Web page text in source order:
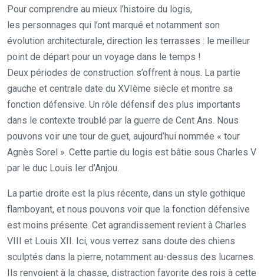
Pour comprendre au mieux l’histoire du logis,
les personnages qui l’ont marqué et notamment son
évolution architecturale, direction les terrasses : le meilleur
point de départ pour un voyage dans le temps !
Deux périodes de construction s’offrent à nous. La partie
gauche et centrale date du XVIème siècle et montre sa
fonction défensive. Un rôle défensif des plus importants
dans le contexte troublé par la guerre de Cent Ans. Nous
pouvons voir une tour de guet, aujourd’hui nommée « tour
Agnès Sorel ». Cette partie du logis est bâtie sous Charles V
par le duc Louis Ier d’Anjou.
La partie droite est la plus récente, dans un style gothique
flamboyant, et nous pouvons voir que la fonction défensive
est moins présente. Cet agrandissement revient à Charles
VIII et Louis XII. Ici, vous verrez sans doute des chiens
sculptés dans la pierre, notamment au-dessus des lucarnes.
Ils renvoient à la chasse, distraction favorite des rois à cette